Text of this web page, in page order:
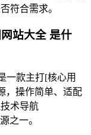
符合需求。
站大全 是什
一款主打[核心用
，操作简单、适配
术导航
之一。